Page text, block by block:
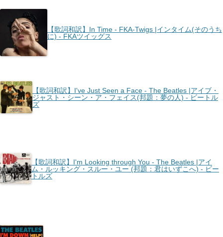
【歌詞和訳】In Time - FKA-Twigs |インタイム(そのうち
に) - FKAツイッグス
【歌詞和訳】I've Just Seen a Face - The Beatles |アイブ・
ジャスト・シーン・ア・フェイス(邦題：夢の人) - ビートル
ズ
【歌詞和訳】I'm Looking through You - The Beatles |アイ
ム・ルッキング・スルー・ユー (邦題：君はいずこへ) - ビー
トルズ